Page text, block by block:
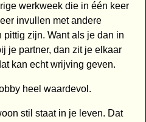
werkweek die in één keer
invullen met andere
zijn. Want als je dan in
je partner, dan zit je elkaar
kan echt wrijving geven.
heel waardevol.
stil staat in je leven. Dat